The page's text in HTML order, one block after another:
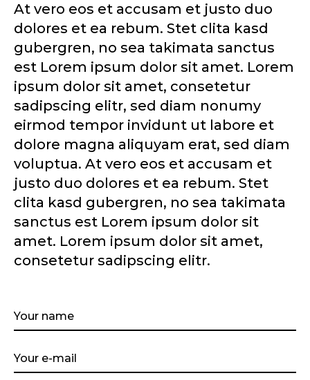
At vero eos et accusam et justo duo
dolores et ea rebum. Stet clita kasd
gubergren, no sea takimata sanctus
est Lorem ipsum dolor sit amet. Lorem
ipsum dolor sit amet, consetetur
sadipscing elitr, sed diam nonumy
eirmod tempor invidunt ut labore et
dolore magna aliquyam erat, sed diam
voluptua. At vero eos et accusam et
justo duo dolores et ea rebum. Stet
clita kasd gubergren, no sea takimata
sanctus est Lorem ipsum dolor sit
amet. Lorem ipsum dolor sit amet,
consetetur sadipscing elitr.